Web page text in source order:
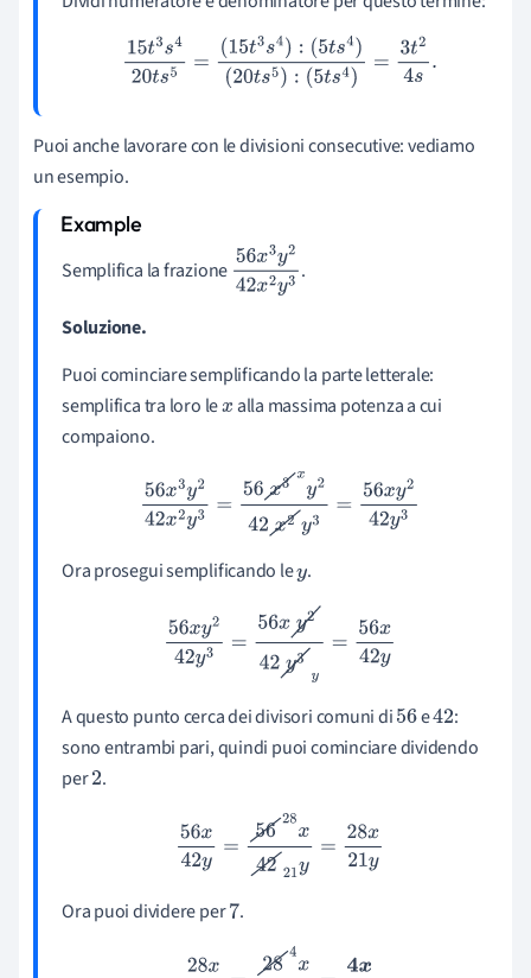
3s420ts5 t3s4):(5ts 4) (20ts5): 4)=3
Puoi anche lavorare con le divisioni consecutive: vediamo
un esempio.
Semplifica la frazione 56x3y24 .
Soluzione.
Puoi cominciare semplificando la parte letterale:
semplifica tra loro lex alla massima potenza a cui
compaiono.
x3y242x2 56x3xy2 42x2 56xy242
Ora prosegui semplificando ley.
56xy242 56xy2 42y 56x42y
A questo punto cerca dei divisori comuni di56e42:
sono entrambi pari, quindi puoi cominciare dividendo
per2.
56x42 28x4221 28x21y
Ora puoi dividere per7.
28x21 284x213 x3y